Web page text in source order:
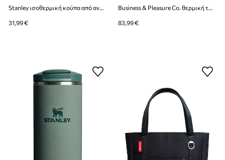
Stanley ισοθερμική κούπα από ανοξείδωτο χάλυβα Aerolight Transit FlipTop 0.35L
31,99 €
Business & Pleasure Co. θερμική τσάντα από πλαστικό 32 x 22 x 20 cm
83,99 €